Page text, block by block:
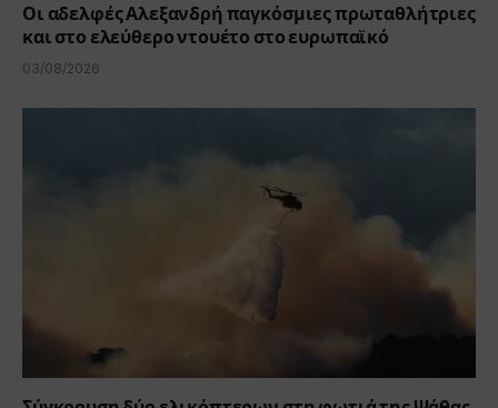
Οι αδελφές Αλεξανδρή παγκόσμιες πρωταθλήτριες
και στο ελεύθερο ντουέτο στο ευρωπαϊκό
03/08/2026